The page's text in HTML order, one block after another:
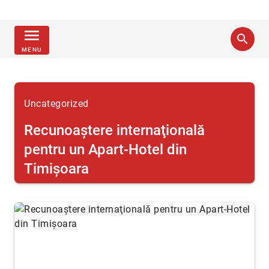
menu
MENU
search
Uncategorized
Recunoaştere internaţională
pentru un Apart-Hotel din
Timişoara